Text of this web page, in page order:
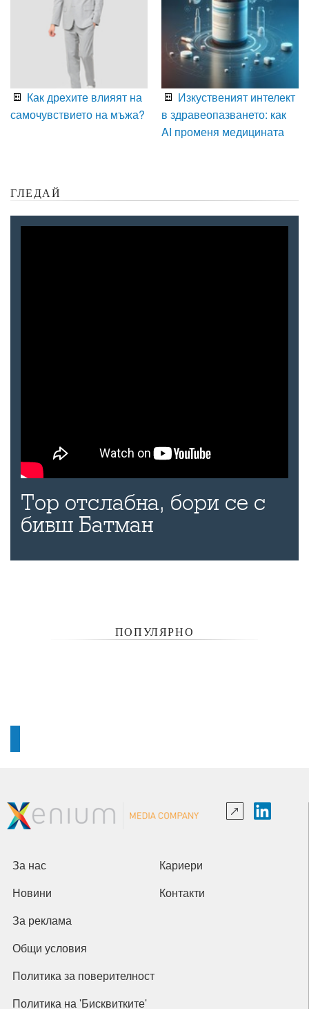
Как дрехите влияят на
самочувствието на мъжа?
Изкуственият интелект
в здравеопазването: как
AI променя медицината
ГЛЕДАЙ
Тор отслабна, бори се с
бивш Батман
ПОПУЛЯРНО
За нас Кариери
Новини Контакти
За реклама
Общи условия
Политика за поверителност
Политика на 'Бисквитките'